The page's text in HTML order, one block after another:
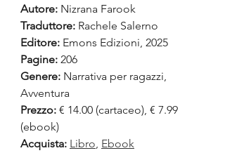
Autore: Nizrana Farook
Traduttore: Rachele Salerno
Editore: Emons Edizioni, 2025
Pagine: 206
Genere: Narrativa per ragazzi,
Avventura
Prezzo: € 14.00 (cartaceo), € 7.99
(ebook)
Acquista: Libro, Ebook